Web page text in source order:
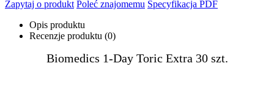
Zapytaj o produkt Poleć znajomemu Specyfikacja PDF
Opis produktu
Recenzje produktu (0)
Biomedics 1-Day Toric Extra 30 szt.